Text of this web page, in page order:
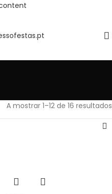
A mostrar 1–12 de 16 resultados